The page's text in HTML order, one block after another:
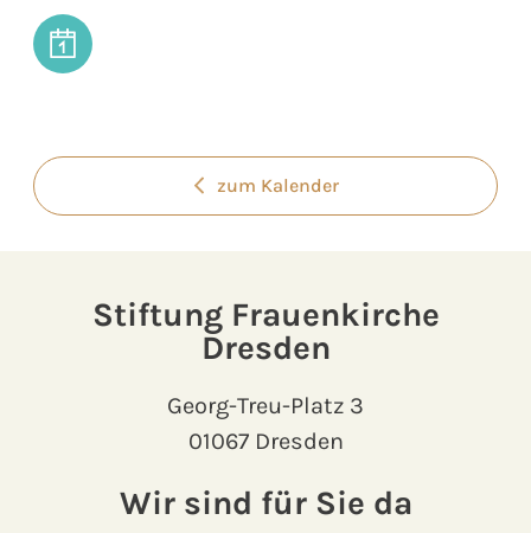
zum Kalender
Stiftung Frauenkirche
Dresden
Georg-Treu-Platz 3
01067 Dresden
Wir sind für Sie da